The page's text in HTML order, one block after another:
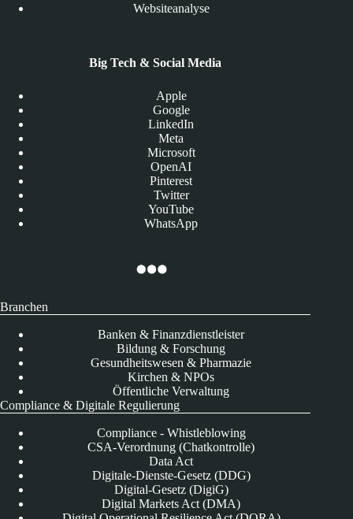
Websiteanalyse
Big Tech & Social Media
Apple
Google
LinkedIn
Meta
Microsoft
OpenAI
Pinterest
Twitter
YouTube
WhatsApp
Branchen
Banken & Finanzdienstleister
Bildung & Forschung
Gesundheitswesen & Pharmazie
Kirchen & NPOs
Öffentliche Verwaltung
Compliance & Digitale Regulierung
Compliance - Whistleblowing
CSA-Verordnung (Chatkontrolle)
Data Act
Digitale-Dienste-Gesetz (DDG)
Digital-Gesetz (DigiG)
Digital Markets Act (DMA)